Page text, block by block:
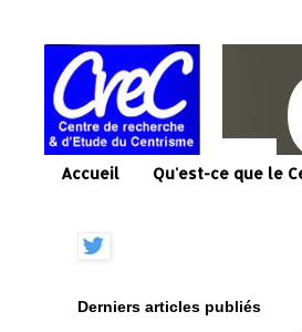
Accueil Qu'est-ce que le
Derniers articles publiés